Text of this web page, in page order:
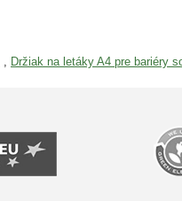
, Držiak na letáky A4 pre bariéry